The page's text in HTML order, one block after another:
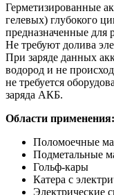
Герметизированные
гелевых) глубокого
предназначенные для
Не требуют долива
При заряде данных
водород и не
не требуется
заряда АКБ.
Области применения:
Поломоечные
Подметальные
Гольф-кары
Катера с
Электрические